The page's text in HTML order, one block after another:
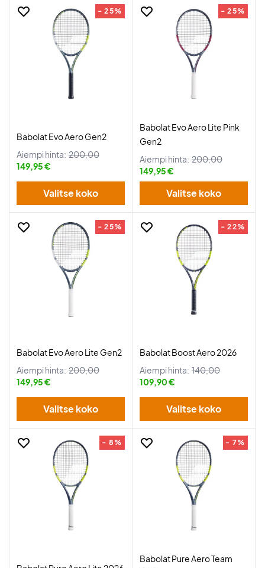
- 25%
Babolat Evo Aero Gen2
Aiempi hinta: 200,00
149,95 €
Valitse koko
- 25%
Babolat Evo Aero Lite Pink
Gen2
Aiempi hinta: 200,00
149,95 €
Valitse koko
- 25%
Babolat Evo Aero Lite Gen2
Aiempi hinta: 200,00
149,95 €
Valitse koko
- 22%
Babolat Boost Aero 2026
Aiempi hinta: 140,00
109,90 €
Valitse koko
- 8% - 7%
Babolat Pure Aero Team